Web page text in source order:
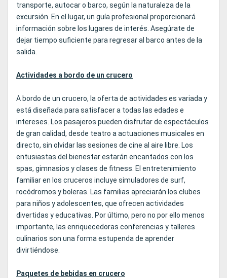
transporte, autocar o barco, según la naturaleza de la
excursión. En el lugar, un guía profesional proporcionará
información sobre los lugares de interés. Asegúrate de
dejar tiempo suficiente para regresar al barco antes de la
salida.
Actividades a bordo de un crucero
A bordo de un crucero, la oferta de actividades es variada y
está diseñada para satisfacer a todas las edades e
intereses. Los pasajeros pueden disfrutar de espectáculos
de gran calidad, desde teatro a actuaciones musicales en
directo, sin olvidar las sesiones de cine al aire libre. Los
entusiastas del bienestar estarán encantados con los
spas, gimnasios y clases de fitness. El entretenimiento
familiar en los cruceros incluye simuladores de surf,
rocódromos y boleras. Las familias apreciarán los clubes
para niños y adolescentes, que ofrecen actividades
divertidas y educativas. Por último, pero no por ello menos
importante, las enriquecedoras conferencias y talleres
culinarios son una forma estupenda de aprender
divirtiéndose.
Paquetes de bebidas en crucero